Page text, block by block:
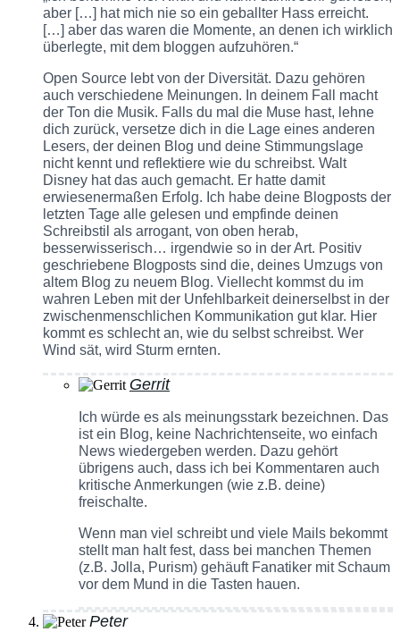
aber […] hat mich nie so ein geballter Hass erreicht.
[…] aber das waren die Momente, an denen ich wirklich
überlegte, mit dem bloggen aufzuhören.“
Open Source lebt von der Diversität. Dazu gehören
auch verschiedene Meinungen. In deinem Fall macht
der Ton die Musik. Falls du mal die Muse hast, lehne
dich zurück, versetze dich in die Lage eines anderen
Lesers, der deinen Blog und deine Stimmungslage
nicht kennt und reflektiere wie du schreibst. Walt
Disney hat das auch gemacht. Er hatte damit
erwiesenermaßen Erfolg. Ich habe deine Blogposts der
letzten Tage alle gelesen und empfinde deinen
Schreibstil als arrogant, von oben herab,
besserwisserisch… irgendwie so in der Art. Positiv
geschriebene Blogposts sind die, deines Umzugs von
altem Blog zu neuem Blog. Viellecht kommst du im
wahren Leben mit der Unfehlbarkeit deinerselbst in der
zwischenmenschlichen Kommunikation gut klar. Hier
kommt es schlecht an, wie du selbst schreibst. Wer
Wind sät, wird Sturm ernten.
Gerrit
Ich würde es als meinungsstark bezeichnen. Das
ist ein Blog, keine Nachrichtenseite, wo einfach
News wiedergeben werden. Dazu gehört
übrigens auch, dass ich bei Kommentaren auch
kritische Anmerkungen (wie z.B. deine)
freischalte.
Wenn man viel schreibt und viele Mails bekommt
stellt man halt fest, dass bei manchen Themen
(z.B. Jolla, Purism) gehäuft Fanatiker mit Schaum
vor dem Mund in die Tasten hauen.
Peter